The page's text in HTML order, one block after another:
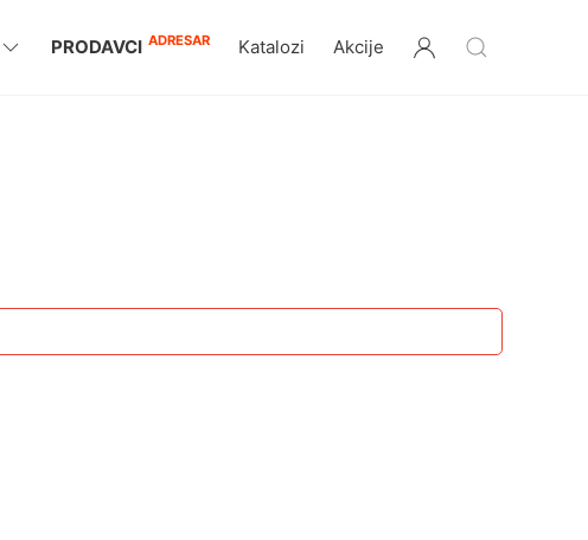
PRODAVCI ADRESAR Katalozi Akcije